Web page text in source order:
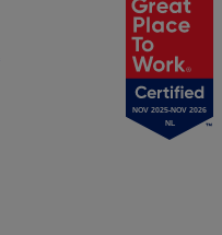
NOV 2025-NOV 2026
NL